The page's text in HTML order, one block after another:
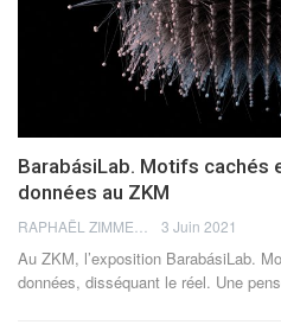
BarabásiLab. Motifs cachés
données au ZKM
3 Juin 2021
Au ZKM, l’exposition BarabásiLab.
données, disséquant le réel. Une